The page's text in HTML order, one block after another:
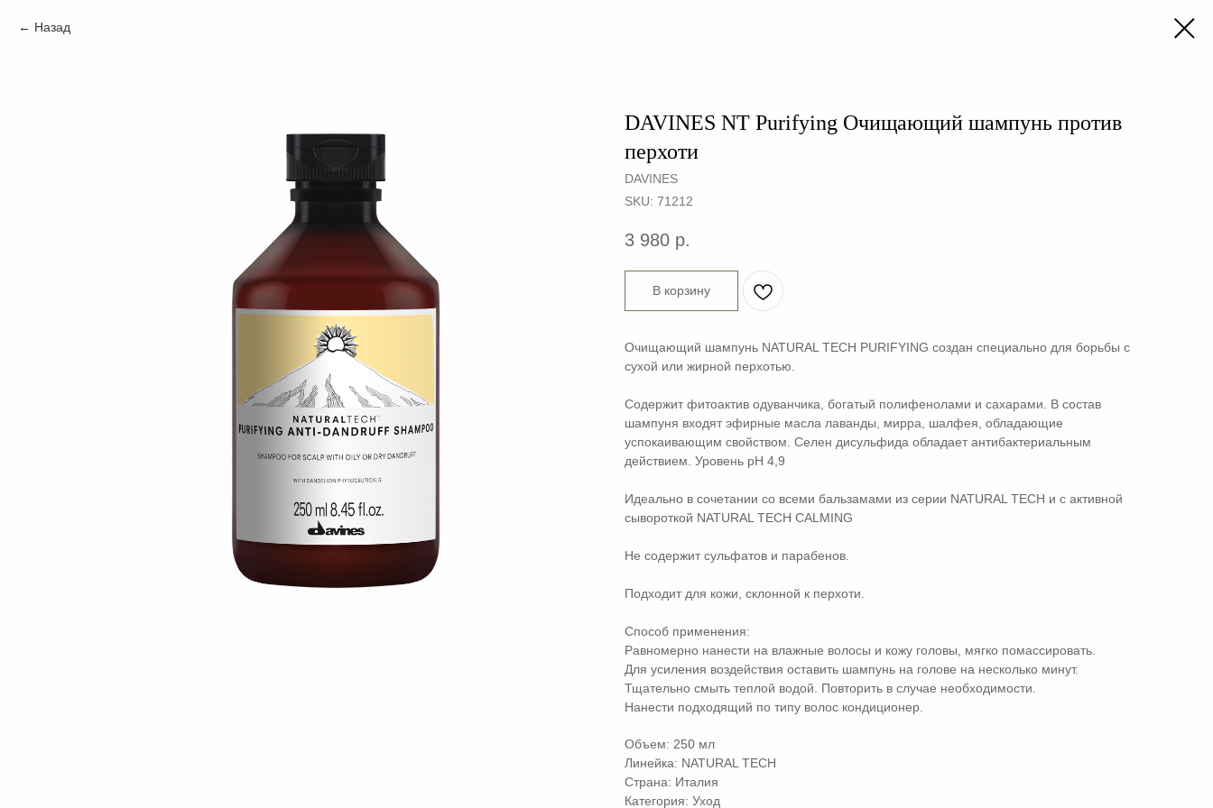
Назад
DAVINES NT Purifying Очищающий шампунь против
перхоти
DAVINES
SKU: 71212
3 980 р.
В корзину
Очищающий шампунь NATURAL TECH PURIFYING создан специально для борьбы с
сухой или жирной перхотью.
Содержит фитоактив одуванчика, богатый полифенолами и сахарами. В состав
шампуня входят эфирные масла лаванды, мирра, шалфея, обладающие
успокаивающим свойством. Селен дисульфида обладает антибактериальным
действием. Уровень pН 4,9
Идеально в сочетании со всеми бальзамами из серии NATURAL TECH и с активной
сывороткой NATURAL TECH CALMING
Не содержит сульфатов и парабенов.
Подходит для кожи, склонной к перхоти.
Способ применения:
Равномерно нанести на влажные волосы и кожу головы, мягко помассировать.
Для усиления воздействия оставить шампунь на голове на несколько минут.
Тщательно смыть теплой водой. Повторить в случае необходимости.
Нанести подходящий по типу волос кондиционер.
Объем: 250 мл
Линейка: NATURAL TECH
Страна: Италия
Категория: Уход